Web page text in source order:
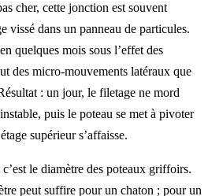
cher, cette jonction est souvent
vissé dans un panneau de particules.
quelques mois sous l’effet des
des micro-mouvements latéraux que
: un jour, le filetage ne mord
puis le poteau se met à pivoter
supérieur s’affaisse.
le diamètre des poteaux griffoirs.
peut suffire pour un chaton ; pour un